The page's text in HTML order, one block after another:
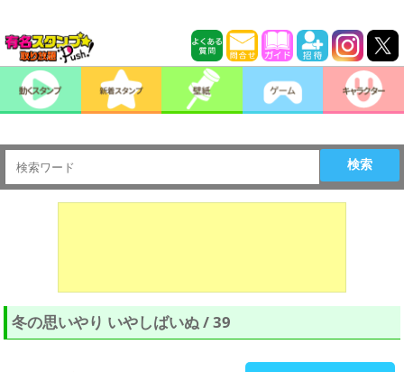
検索
冬の思いやり いやしばいぬ / 39